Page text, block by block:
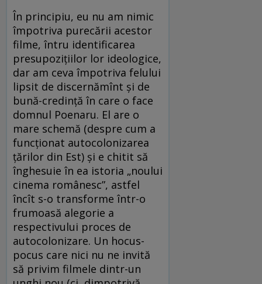
În principiu, eu nu am nimic
împotriva purecării acestor
filme, întru identificarea
presupoziţiilor lor ideologice,
dar am ceva împotriva felului
lipsit de discernămînt şi de
bună-credinţă în care o face
domnul Poenaru. El are o
mare schemă (despre cum a
funcţionat autocolonizarea
ţărilor din Est) şi e chitit să
înghesuie în ea istoria „noului
cinema românesc”, astfel
încît s-o transforme într-o
frumoasă alegorie a
respectivului proces de
autocolonizare. Un hocus-
pocus care nici nu ne invită
să privim filmele dintr-un